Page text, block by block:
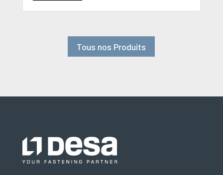
Tous nos Produits